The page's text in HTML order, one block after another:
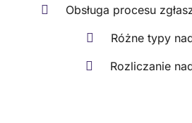
Obsługa procesu
Różne typy
Rozliczanie